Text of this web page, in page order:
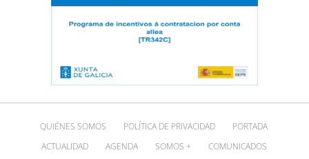
QUIÉNES SOMOS POLÍTICA DE PRIVACIDAD
PORTADA
ACTUALIDAD
AGENDA SOMOS + COMUNICADOS